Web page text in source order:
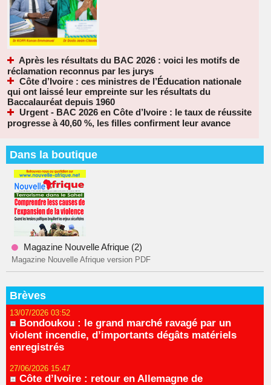
Après les résultats du BAC 2026 : voici les motifs de
réclamation reconnus par les jurys
Côte d’Ivoire : ces ministres de l’Éducation nationale
qui ont laissé leur empreinte sur les résultats du
Baccalauréat depuis 1960
Urgent - BAC 2026 en Côte d’Ivoire : le taux de réussite
progresse à 40,60 %, les filles confirment leur avance
Dans la boutique
Magazine Nouvelle Afrique (2)
Magazine Nouvelle Afrique version PDF
Brèves
13/07/2026 03:52
Bondoukou : le grand marché ravagé par un
violent incendie, d’importants dégâts matériels
enregistrés
27/06/2026 15:47
Côte d’Ivoire : retour en Allemagne de